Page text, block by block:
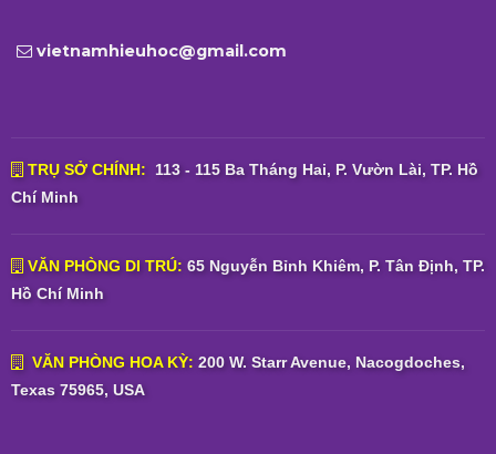
vietnamhieuhoc@gmail.com
TRỤ SỞ CHÍNH: 113 - 115 Ba Tháng Hai, P. Vườn Lài, TP. Hồ
Chí Minh
VĂN PHÒNG DI TRÚ: 65 Nguyễn Bỉnh Khiêm, P. Tân Định, TP.
Hồ Chí Minh
VĂN PHÒNG HOA KỲ: 200 W. Starr Avenue, Nacogdoches,
Texas 75965, USA